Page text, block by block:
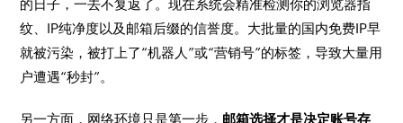
的日子，一去不复返了。现在系统会精准检测你的浏览器指
纹、IP纯净度以及邮箱后缀的信誉度。大批量的国内免费IP早
就被污染，被打上了“机器人”或“营销号”的标签，导致大量用
户遭遇“秒封”。
另一方面，网络环境只是第一步， 邮箱选择才是决定账号存